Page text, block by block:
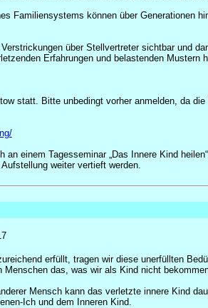
Familiensystems können über Generationen
über Stellvertreter sichtbar und
Erfahrungen und belastenden Mustern
statt. Bitte unbedingt vorher anmelden, da
einem Tagesseminar „Das Innere Kind
weiter vertieft werden.
erfüllt, tragen wir diese unerfüllten
das, was wir als Kind nicht
Mensch kann das verletzte innere Kind
Ich und dem Inneren Kind.